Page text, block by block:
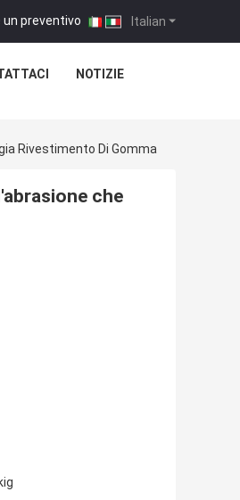
Italian
un preventivo |
NOTIZIE
Rivestimento Di Gomma
che